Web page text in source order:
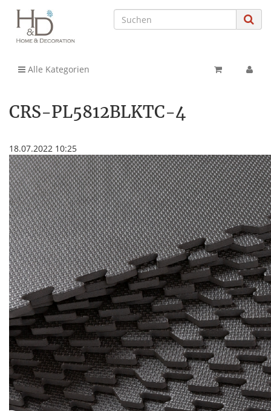
Alle Kategorien
CRS-PL5812BLKTC-4
18.07.2022 10:25